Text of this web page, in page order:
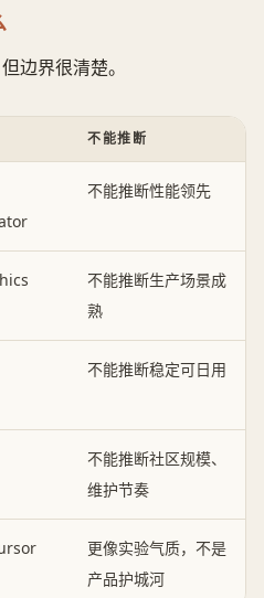
边界很清楚。
不能推断
不能推断性能领先
不能推断生产场景成
熟
不能推断稳定可日用
不能推断社区规模、
维护节奏
更像实验气质，不是
产品护城河